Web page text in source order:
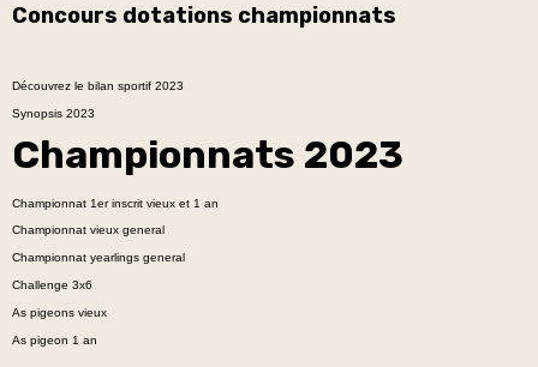
Concours dotations championnats
Découvrez le bilan sportif 2023
Synopsis 2023
Championnats 2023
Championnat 1er inscrit vieux et 1 an
Championnat vieux general
Championnat yearlings general
Challenge 3x6
As pigeons vieux
As pigeon 1 an